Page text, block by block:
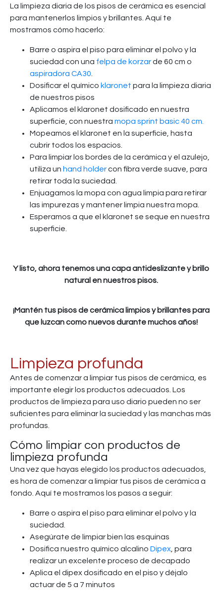
La limpieza diaria de los pisos de cerámica es esencial
para mantenerlos limpios y brillantes. Aquí te
mostramos cómo hacerlo:
Barre o aspira el piso para eliminar el polvo y la
suciedad con una felpa de korzarde 60 cm o
aspiradora CA30.
Dosificar el químico klaronet para la limpieza diaria
de nuestros pisos
Aplicamos el klaronet dosificado en nuestra
superficie, con nuestra mopa sprint basic 40 cm.
Mopeamos el klaronet en la superficie, hasta
cubrir todos los espacios.
Para limpiar los bordes de la cerámica y el azulejo,
utiliza un hand holdercon fibra verde suave, para
retirar toda la suciedad.
Enjuagamos la mopa con agua limpia para retirar
las impurezas y mantener limpia nuestra mopa.
Esperamos a que el klaronet se seque en nuestra
superficie.
Y listo, ahora tenemos una capa antideslizante y brillo
natural en nuestros pisos.
¡Mantén tus pisos de cerámica limpios y brillantes para
que luzcan como nuevos durante muchos años!
Limpieza profunda
Antes de comenzar a limpiar tus pisos de cerámica, es
importante elegir los productos adecuados. Los
productos de limpieza para uso diario pueden no ser
suficientes para eliminar la suciedad y las manchas más
profundas.
Cómo limpiar con productos de
limpieza profunda
Una vez que hayas elegido los productos adecuados,
es hora de comenzar a limpiar tus pisos de cerámica a
fondo. Aquí te mostramos los pasos a seguir:
Barre o aspira el piso para eliminar el polvo y la
suciedad.
Asegúrate de limpiar bien las esquinas
Dosifica nuestro químico alcalino Dipex, para
realizar un excelente proceso de decapado
Aplica el dipex dosificado en el piso y déjalo
actuar de 5 a 7 minutos